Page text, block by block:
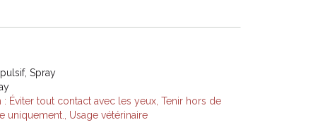
Spray
: Éviter tout contact avec les yeux, Tenir hors de
uniquement., Usage vétérinaire